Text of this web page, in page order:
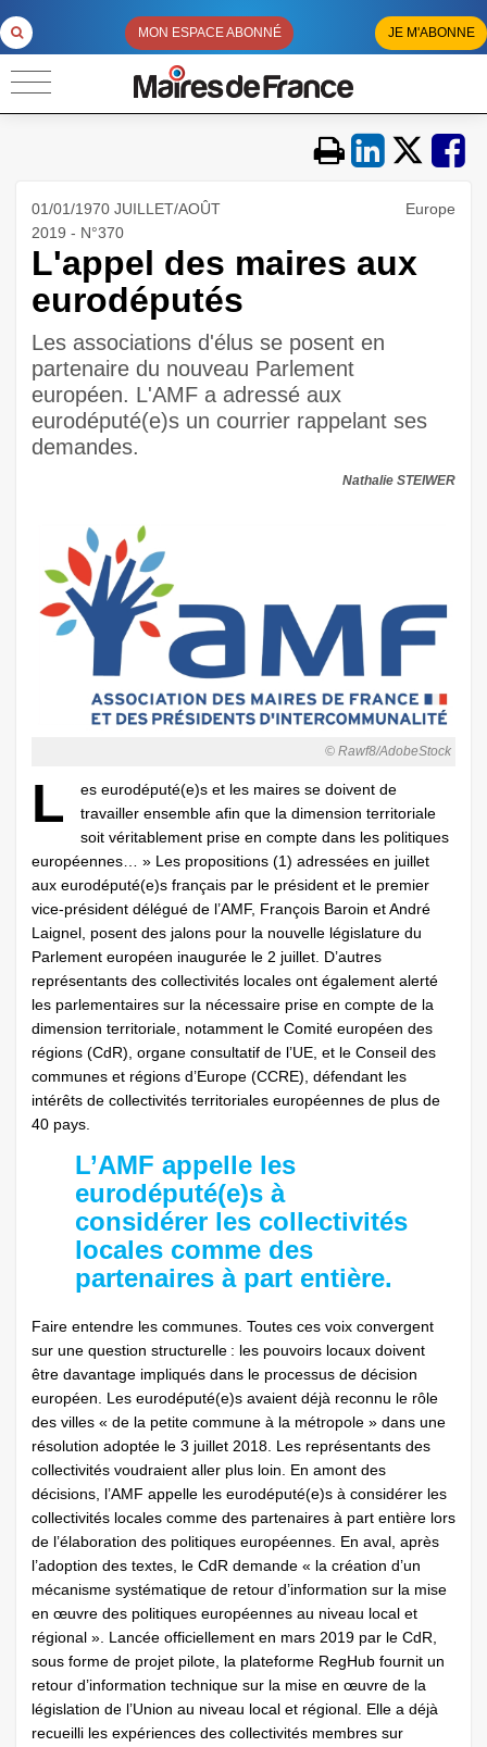
MON ESPACE ABONNÉ JE M'ABONNE
01/01/1970 JUILLET/AOÛT
2019 - N°370
Europe
L'appel des maires aux
eurodéputés
Les associations d'élus se posent en
partenaire du nouveau Parlement
européen. L'AMF a adressé aux
eurodéputé(e)s un courrier rappelant ses
demandes.
Nathalie STEIWER
© Rawf8/AdobeStock
L
es eurodéputé(e)s et les maires se doivent de
travailler ensemble afin que la dimension territoriale
soit véritablement prise en compte dans les politiques
européennes… » Les propositions (1) adressées en juillet
aux eurodéputé(e)s français par le président et le premier
vice-président délégué de l’AMF, François Baroin et André
Laignel, posent des jalons pour la nouvelle législature du
Parlement européen inaugurée le 2 juillet. D’autres
représentants des collectivités locales ont également alerté
les parlementaires sur la nécessaire prise en compte de la
dimension territoriale, notamment le Comité européen des
régions (CdR), organe consultatif de l’UE, et le Conseil des
communes et régions d’Europe (CCRE), défendant les
intérêts de collectivités territoriales européennes de plus de
40 pays.
L’AMF appelle les
eurodéputé(e)s à
considérer les collectivités
locales comme des
partenaires à part entière.
Faire entendre les communes. Toutes ces voix convergent
sur une question structurelle : les pouvoirs locaux doivent
être davantage impliqués dans le processus de décision
européen. Les eurodéputé(e)s avaient déjà reconnu le rôle
des villes « de la petite commune à la métropole » dans une
résolution adoptée le 3 juillet 2018. Les représentants des
collectivités voudraient aller plus loin. En amont des
décisions, l’AMF appelle les eurodéputé(e)s à considérer les
collectivités locales comme des partenaires à part entière lors
de l’élaboration des politiques européennes. En aval, après
l’adoption des textes, le CdR demande « la création d’un
mécanisme systématique de retour d’information sur la mise
en œuvre des politiques européennes au niveau local et
régional ». Lancée officiellement en mars 2019 par le CdR,
sous forme de projet pilote, la plateforme RegHub fournit un
retour d’information technique sur la mise en œuvre de la
législation de l’Union au niveau local et régional. Elle a déjà
recueilli les expériences des collectivités membres sur